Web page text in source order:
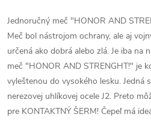
Jednoručný meč "HONOR AND
Meč bol nástrojom ochrany, ale aj
určená ako dobrá alebo zlá. Je iba na
meč "HONOR AND STRENGHT!" je
vyleštenou do vysokého lesku. Jedná
nerezovej uhlíkovej ocele J2. Preto
pre KONTAKTNÝ ŠERM! Čepeľ má